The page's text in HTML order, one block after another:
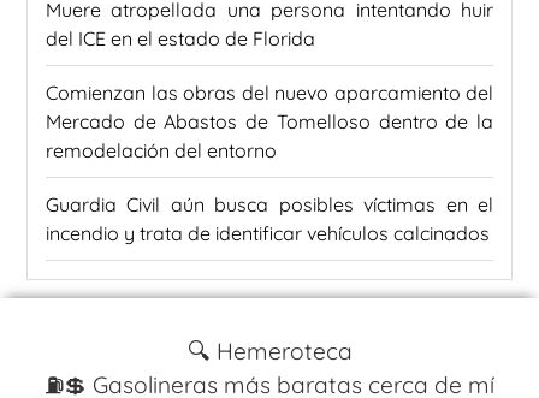
Muere atropellada una persona intentando huir
del ICE en el estado de Florida
Comienzan las obras del nuevo aparcamiento del
Mercado de Abastos de Tomelloso dentro de la
remodelación del entorno
Guardia Civil aún busca posibles víctimas en el
incendio y trata de identificar vehículos calcinados
🔍 Hemeroteca
⛽️💲 Gasolineras más baratas cerca de mí